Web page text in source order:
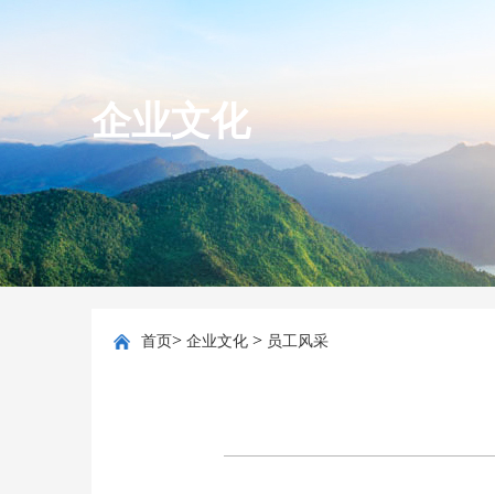
企业文化
首页> 企业文化 > 员工风采